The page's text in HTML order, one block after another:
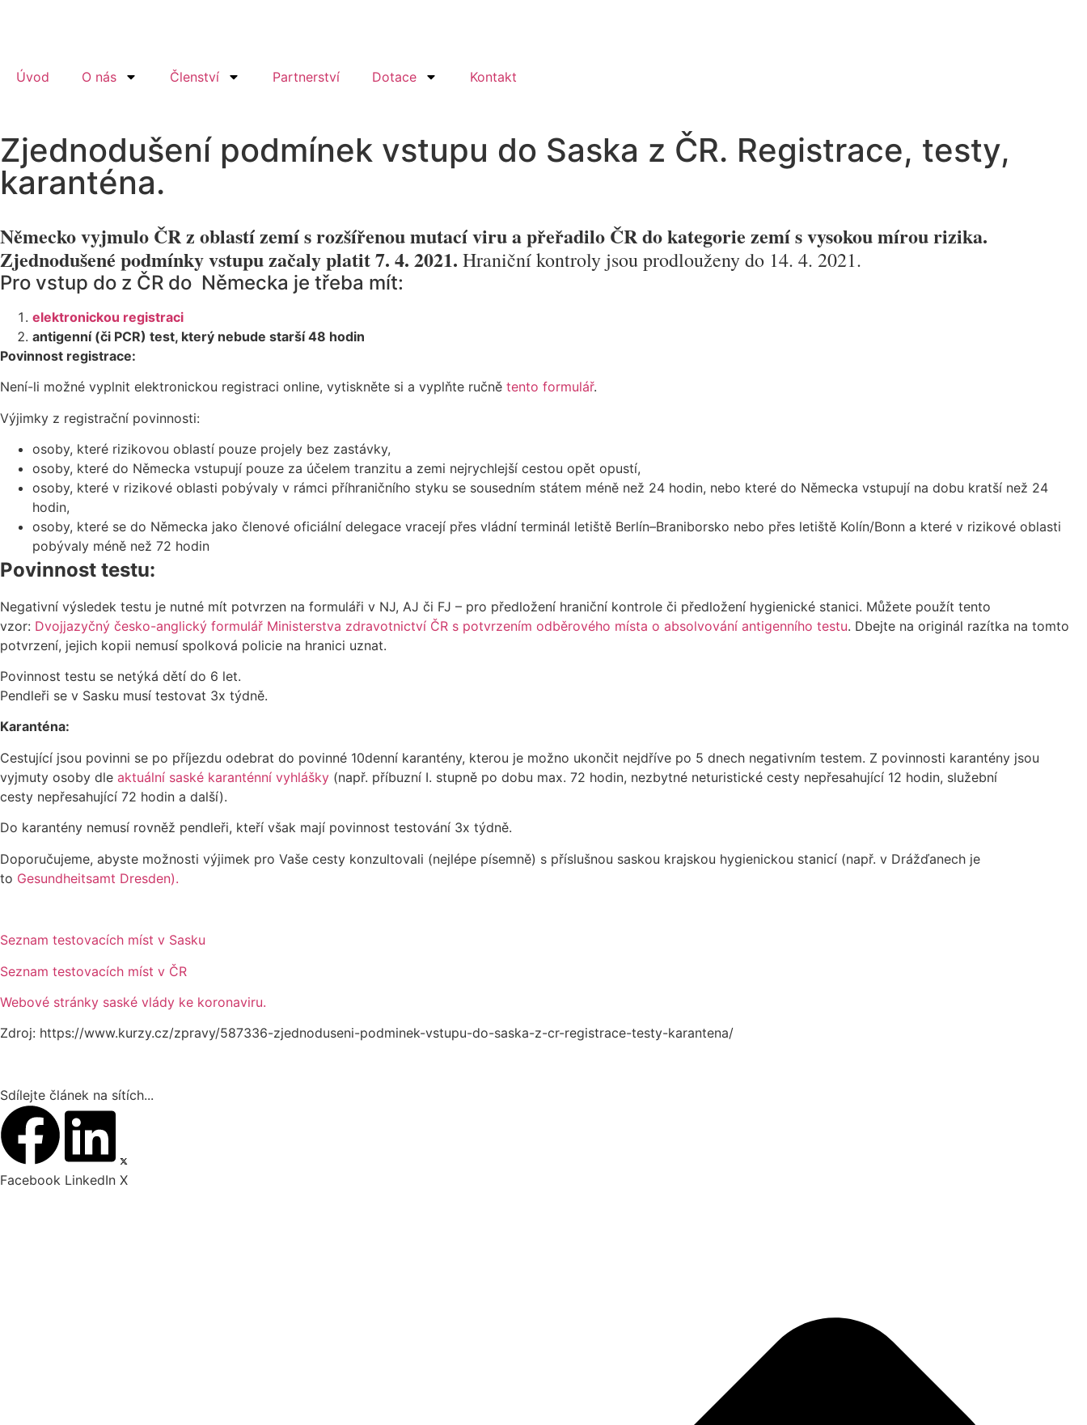
Úvod O nás Členství Partnerství Dotace Kontakt
Zjednodušení podmínek vstupu do Saska z ČR. Registrace, testy,
karanténa.
Německo vyjmulo ČR z oblastí zemí s rozšířenou mutací viru a přeřadilo ČR do kategorie zemí s vysokou mírou rizika.
Zjednodušené podmínky vstupu začaly platit 7. 4. 2021. Hraniční kontroly jsou prodlouženy do 14. 4. 2021.
Pro vstup do z ČR do Německa je třeba mít:
elektronickou registraci
antigenní (či PCR) test, který nebude starší 48 hodin
Povinnost registrace:
Není-li možné vyplnit elektronickou registraci online, vytiskněte si a vyplňte ručně tento formulář.
Výjimky z registrační povinnosti:
osoby, které rizikovou oblastí pouze projely bez zastávky,
osoby, které do Německa vstupují pouze za účelem tranzitu a zemi nejrychlejší cestou opět opustí,
osoby, které v rizikové oblasti pobývaly v rámci příhraničního styku se sousedním státem méně než 24 hodin, nebo které do Německa vstupují na dobu kratší než 24
hodin,
osoby, které se do Německa jako členové oficiální delegace vracejí přes vládní terminál letiště Berlín–Braniborsko nebo přes letiště Kolín/Bonn a které v rizikové oblasti
pobývaly méně než 72 hodin
Povinnost testu:
Negativní výsledek testu je nutné mít potvrzen na formuláři v NJ, AJ či FJ – pro předložení hraniční kontrole či předložení hygienické stanici. Můžete použít tento
vzor: Dvojjazyčný česko-anglický formulář Ministerstva zdravotnictví ČR s potvrzením odběrového místa o absolvování antigenního testu. Dbejte na originál razítka na tomto
potvrzení, jejich kopii nemusí spolková policie na hranici uznat.
Povinnost testu se netýká dětí do 6 let.
Pendleři se v Sasku musí testovat 3x týdně.
Karanténa:
Cestující jsou povinni se po příjezdu odebrat do povinné 10denní karantény, kterou je možno ukončit nejdříve po 5 dnech negativním testem. Z povinnosti karantény jsou
vyjmuty osoby dle aktuální saské karanténní vyhlášky (např. příbuzní I. stupně po dobu max. 72 hodin, nezbytné neturistické cesty nepřesahující 12 hodin, služební
cesty nepřesahující 72 hodin a další).
Do karantény nemusí rovněž pendleři, kteří však mají povinnost testování 3x týdně.
Doporučujeme, abyste možnosti výjimek pro Vaše cesty konzultovali (nejlépe písemně) s příslušnou saskou krajskou hygienickou stanicí (např. v Drážďanech je
to Gesundheitsamt Dresden).
Seznam testovacích míst v Sasku
Seznam testovacích míst v ČR
Webové stránky saské vlády ke koronaviru.
Zdroj: https://www.kurzy.cz/zpravy/587336-zjednoduseni-podminek-vstupu-do-saska-z-cr-registrace-testy-karantena/
Sdílejte článek na sítích...
Facebook LinkedIn X